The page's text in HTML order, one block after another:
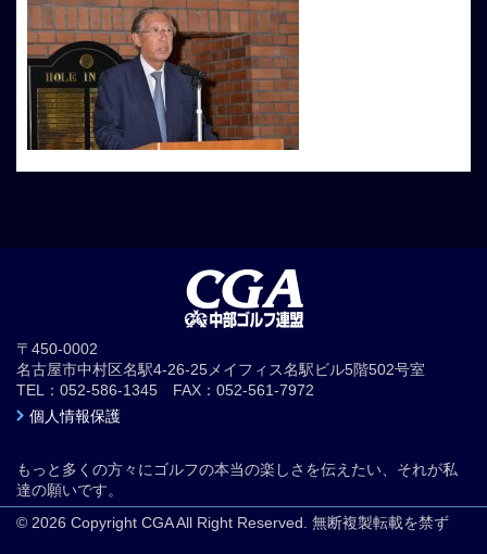
〒450-0002
名古屋市中村区名駅4-26-25メイフィス名駅ビル5階502号室
TEL：052-586-1345 FAX：052-561-7972
個人情報保護
もっと多くの方々にゴルフの本当の楽しさを伝えたい、それが私
達の願いです。
© 2026 Copyright CGA All Right Reserved. 無断複製転載を禁ず